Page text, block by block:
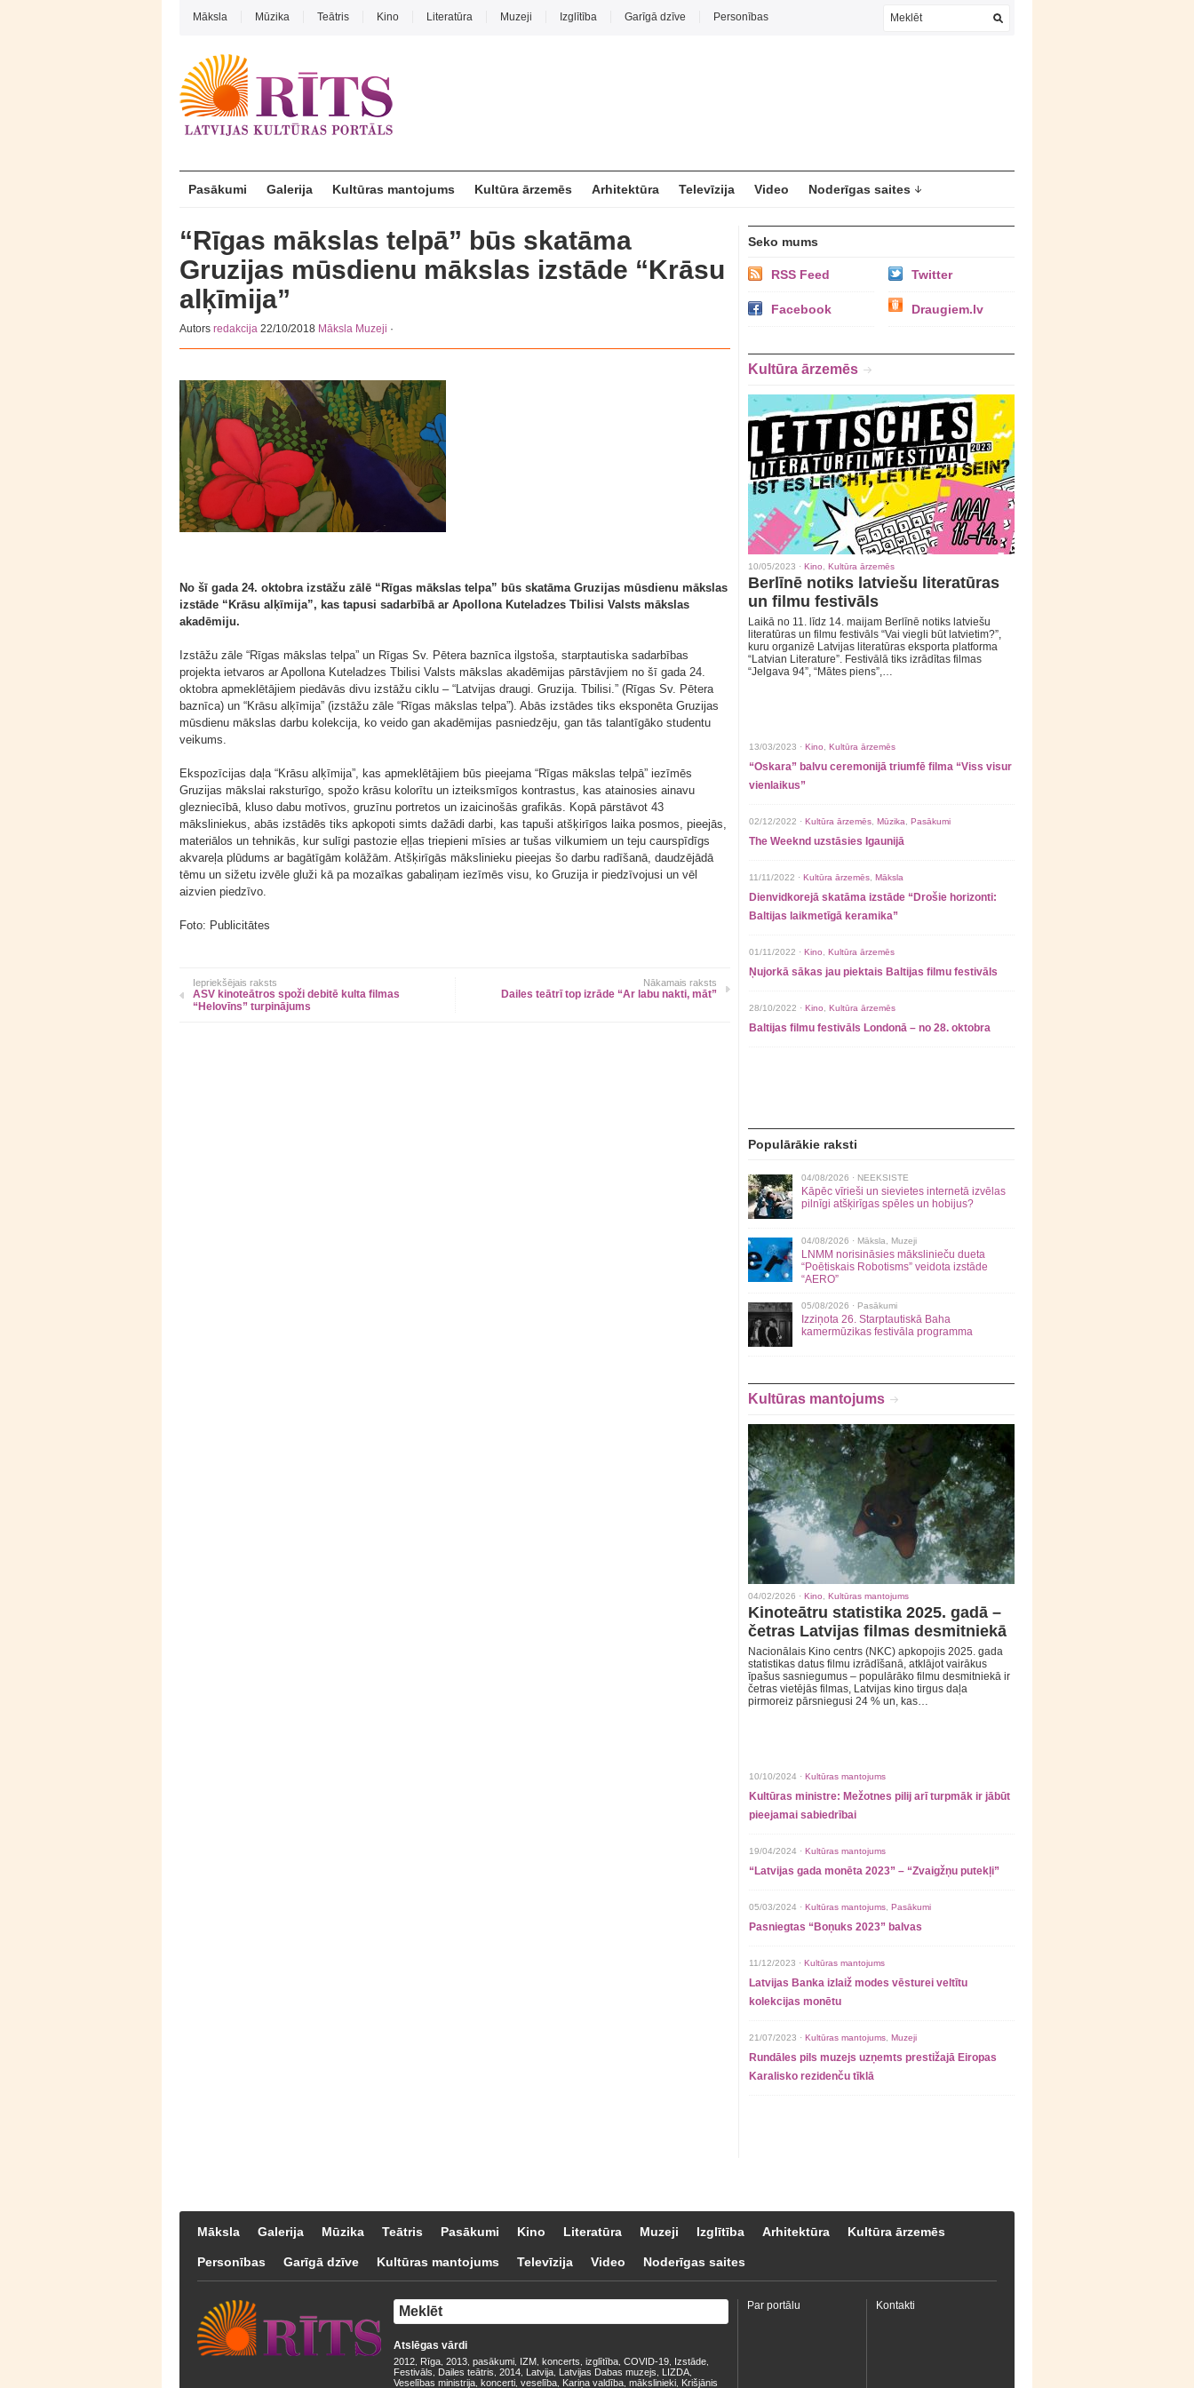
Māksla Mūzika Teātris Kino Literatūra Muzeji Izglītība Garīgā dzīve Personības
Pasākumi Galerija Kultūras mantojums Kultūra ārzemēs Arhitektūra Televīzija Video Noderīgas saites
“Rīgas mākslas telpā” būs skatāma
Gruzijas mūsdienu mākslas izstāde “Krāsu
alķīmija”
Autors redakcija 22/10/2018 Māksla Muzeji ·
No šī gada 24. oktobra izstāžu zālē “Rīgas mākslas telpa” būs skatāma Gruzijas mūsdienu mākslas
izstāde “Krāsu alķīmija”, kas tapusi sadarbībā ar Apollona Kuteladzes Tbilisi Valsts mākslas
akadēmiju.
Izstāžu zāle “Rīgas mākslas telpa” un Rīgas Sv. Pētera baznīca ilgstoša, starptautiska sadarbības
projekta ietvaros ar Apollona Kuteladzes Tbilisi Valsts mākslas akadēmijas pārstāvjiem no šī gada 24.
oktobra apmeklētājiem piedāvās divu izstāžu ciklu – “Latvijas draugi. Gruzija. Tbilisi.” (Rīgas Sv. Pētera
baznīca) un “Krāsu alķīmija” (izstāžu zāle “Rīgas mākslas telpa”). Abās izstādes tiks eksponēta Gruzijas
mūsdienu mākslas darbu kolekcija, ko veido gan akadēmijas pasniedzēju, gan tās talantīgāko studentu
veikums.
Ekspozīcijas daļa “Krāsu alķīmija”, kas apmeklētājiem būs pieejama “Rīgas mākslas telpā” iezīmēs
Gruzijas mākslai raksturīgo, spožo krāsu kolorītu un izteiksmīgos kontrastus, kas atainosies ainavu
glezniecībā, kluso dabu motīvos, gruzīnu portretos un izaicinošās grafikās. Kopā pārstāvot 43
māksliniekus, abās izstādēs tiks apkopoti simts dažādi darbi, kas tapuši atšķirīgos laika posmos, pieejās,
materiālos un tehnikās, kur sulīgi pastozie eļļas triepieni mīsies ar tušas vilkumiem un teju caurspīdīgs
akvareļa plūdums ar bagātīgām kolāžām. Atšķirīgās mākslinieku pieejas šo darbu radīšanā, daudzējādā
tēmu un sižetu izvēle gluži kā pa mozaīkas gabaliņam iezīmēs visu, ko Gruzija ir piedzīvojusi un vēl
aizvien piedzīvo.
Foto: Publicitātes
Iepriekšējais raksts
ASV kinoteātros spoži debitē kulta filmas
“Helovīns” turpinājums
Nākamais raksts
Dailes teātrī top izrāde “Ar labu nakti, māt”
Seko mums
RSS Feed Twitter
Facebook Draugiem.lv
Kultūra ārzemēs
10/05/2023 · Kino Kultūra ārzemēs
Berlīnē notiks latviešu literatūras
un filmu festivāls
Laikā no 11. līdz 14. maijam Berlīnē notiks latviešu
literatūras un filmu festivāls “Vai viegli būt latvietim?”,
kuru organizē Latvijas literatūras eksporta platforma
“Latvian Literature”. Festivālā tiks izrādītas filmas
“Jelgava 94”, “Mātes piens”,…
13/03/2023 · Kino Kultūra ārzemēs
“Oskara” balvu ceremonijā triumfē filma “Viss visur
vienlaikus”
02/12/2022 · Kultūra ārzemēs Mūzika Pasākumi
The Weeknd uzstāsies Igaunijā
11/11/2022 · Kultūra ārzemēs Māksla
Dienvidkorejā skatāma izstāde “Drošie horizonti:
Baltijas laikmetīgā keramika”
01/11/2022 · Kino Kultūra ārzemēs
Ņujorkā sākas jau piektais Baltijas filmu festivāls
28/10/2022 · Kino Kultūra ārzemēs
Baltijas filmu festivāls Londonā – no 28. oktobra
Populārākie raksti
04/08/2026 · NEEKSISTE
Kāpēc vīrieši un sievietes internetā izvēlas
pilnīgi atšķirīgas spēles un hobijus?
04/08/2026 · Māksla Muzeji
LNMM norisināsies mākslinieču dueta
“Poētiskais Robotisms” veidota izstāde
“AERO”
05/08/2026 · Pasākumi
Izziņota 26. Starptautiskā Baha
kamermūzikas festivāla programma
Kultūras mantojums
04/02/2026 · Kino Kultūras mantojums
Kinoteātru statistika 2025. gadā –
četras Latvijas filmas desmitniekā
Nacionālais Kino centrs (NKC) apkopojis 2025. gada
statistikas datus filmu izrādīšanā, atklājot vairākus
īpašus sasniegumus – populārāko filmu desmitniekā ir
četras vietējās filmas, Latvijas kino tirgus daļa
pirmoreiz pārsniegusi 24 % un, kas…
10/10/2024 · Kultūras mantojums
Kultūras ministre: Mežotnes pilij arī turpmāk ir jābūt
pieejamai sabiedrībai
19/04/2024 · Kultūras mantojums
“Latvijas gada monēta 2023” – “Zvaigžņu putekļi”
05/03/2024 · Kultūras mantojums Pasākumi
Pasniegtas “Boņuks 2023” balvas
11/12/2023 · Kultūras mantojums
Latvijas Banka izlaiž modes vēsturei veltītu
kolekcijas monētu
21/07/2023 · Kultūras mantojums Muzeji
Rundāles pils muzejs uzņemts prestižajā Eiropas
Karalisko rezidenču tīklā
Māksla Galerija Mūzika Teātris Pasākumi Kino Literatūra Muzeji Izglītība Arhitektūra Kultūra ārzemēs
Personības Garīgā dzīve Kultūras mantojums Televīzija Video Noderīgas saites
Atslēgas vārdi
2012 Rīga 2013 pasākumi IZM koncerts izglītība COVID-19 Izstāde
Festivāls Dailes teātris 2014 Latvija Latvijas Dabas muzejs LIZDA
Veselības ministrija koncerti veselība Kariņa valdība mākslinieki Krišjānis
Par portālu Kontakti